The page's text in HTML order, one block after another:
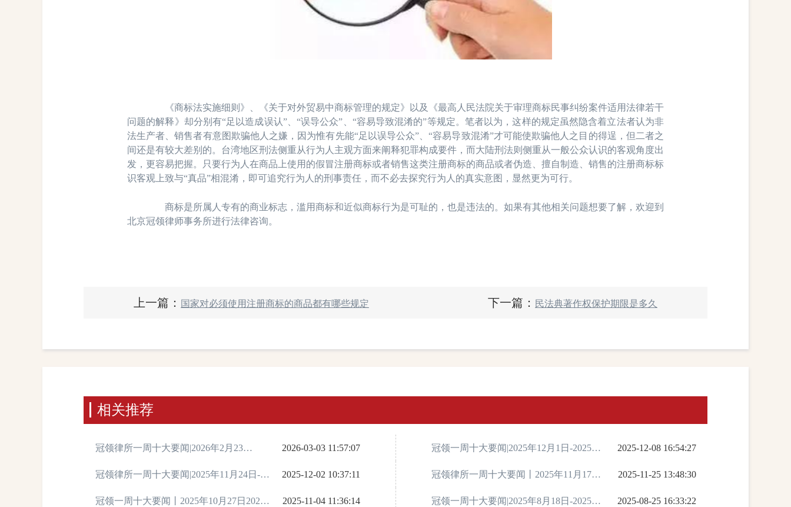
《商标法实施细则》、《关于对外贸易中商标管理的规定》以及《最高人民法院关于审理商标民事纠纷案件适用法律若干
问题的解释》却分别有“足以造成误认”、“误导公众”、“容易导致混淆的”等规定。笔者以为，这样的规定虽然隐含着立法者认为非
法生产者、销售者有意图欺骗他人之嫌，因为惟有先能“足以误导公众”、“容易导致混淆”才可能使欺骗他人之目的得逞，但二者之
间还是有较大差别的。台湾地区刑法侧重从行为人主观方面来阐释犯罪构成要件，而大陆刑法则侧重从一般公众认识的客观角度出
发，更容易把握。只要行为人在商品上使用的假冒注册商标或者销售这类注册商标的商品或者伪造、擅自制造、销售的注册商标标
识客观上致与“真品”相混淆，即可追究行为人的刑事责任，而不必去探究行为人的真实意图，显然更为可行。
商标是所属人专有的商业标志，滥用商标和近似商标行为是可耻的，也是违法的。如果有其他相关问题想要了解，欢迎到
北京冠领律师事务所进行法律咨询。
上一篇： 国家对必须使用注册商标的商品都有哪些规定 下一篇： 民法典著作权保护期限是多久
相关推荐
冠领律所一周十大要闻|2026年2月23
日-2026年3月1日
2026-03-03 11:57:07 冠领一周十大要闻|2025年12月1日-2025年
12月7日
2025-12-08 16:54:27
冠领律所一周十大要闻|2025年11月24日-11
月30日
2025-12-02 10:37:11 冠领律所一周十大要闻丨2025年11月17日
—11月23日
2025-11-25 13:48:30
冠领一周十大要闻丨2025年10月27日2025 2025-11-04 11:36:14 冠领一周十大要闻|2025年8月18日-2025年8 2025-08-25 16:33:22